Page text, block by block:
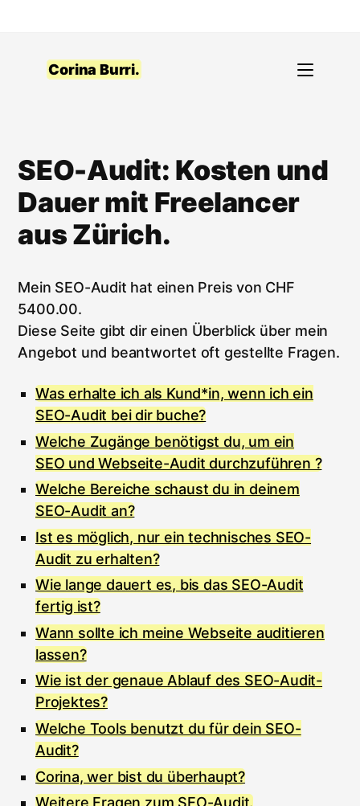
Corina Burri.
SEO-Audit: Kosten und
Dauer mit Freelancer
aus Zürich.
Mein SEO-Audit hat einen Preis von CHF
5400.00.
Diese Seite gibt dir einen Überblick über mein
Angebot und beantwortet oft gestellte Fragen.
Was erhalte ich als Kund*in, wenn ich ein
SEO-Audit bei dir buche?
Welche Zugänge benötigst du, um ein
SEO und Webseite-Audit durchzuführen ?
Welche Bereiche schaust du in deinem
SEO-Audit an?
Ist es möglich, nur ein technisches SEO-
Audit zu erhalten?
Wie lange dauert es, bis das SEO-Audit
fertig ist?
Wann sollte ich meine Webseite auditieren
lassen?
Wie ist der genaue Ablauf des SEO-Audit-
Projektes?
Welche Tools benutzt du für dein SEO-
Audit?
Corina, wer bist du überhaupt?
Weitere Fragen zum SEO-Audit.